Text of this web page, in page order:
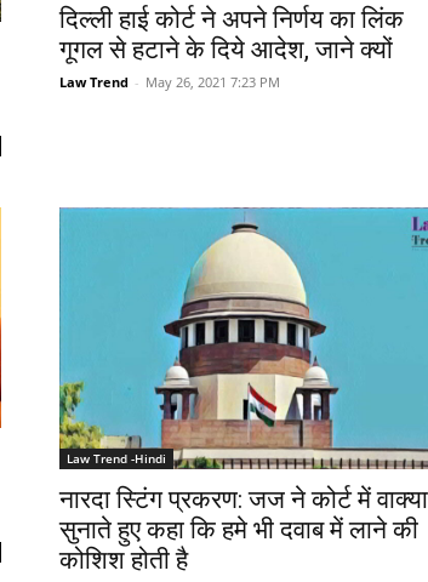
दिल्ली हाई कोर्ट ने अपने निर्णय का लिंक
गूगल से हटाने के दिये आदेश, जाने क्यों
Law Trend - May 26, 2021 7:23 PM
Law Trend -Hindi
नारदा स्टिंग प्रकरण: जज ने कोर्ट में वाक्या
सुनाते हुए कहा कि हमे भी दवाब में लाने की
कोशिश होती है